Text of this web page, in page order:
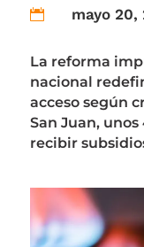
 mayo 20,
La reforma
nacional
acceso según
San Juan,
recibir